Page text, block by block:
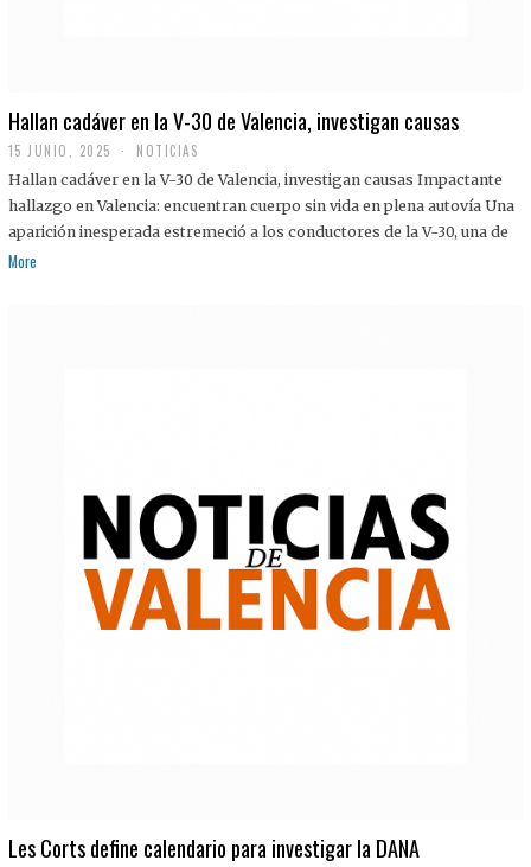
Hallan cadáver en la V-30 de Valencia, investigan causas
15 JUNIO, 2025 NOTICIAS
Hallan cadáver en la V-30 de Valencia, investigan causas Impactante
hallazgo en Valencia: encuentran cuerpo sin vida en plena autovía Una
aparición inesperada estremeció a los conductores de la V-30, una de
More
Les Corts define calendario para investigar la DANA